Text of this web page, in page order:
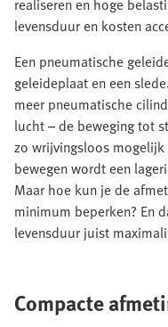
realiseren en hoge
levensduur en kosten
Een pneumatische
geleideplaat en een
meer pneumatische
lucht – de beweging tot
zo wrijvingsloos
bewegen wordt een
Maar hoe kun je de
minimum beperken? En
levensduur juist
Compacte